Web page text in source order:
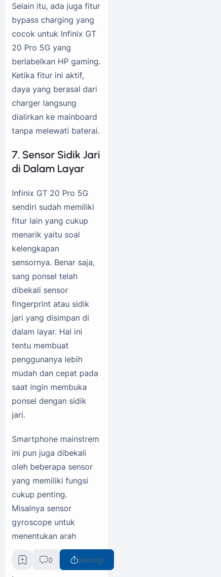
Selain itu, ada juga fitur
bypass charging yang
cocok untuk Infinix GT
20 Pro 5G yang
berlabelkan HP gaming.
Ketika fitur ini aktif,
daya yang berasal dari
charger langsung
dialirkan ke mainboard
tanpa melewati baterai.
7. Sensor Sidik Jari
di Dalam Layar
Infinix GT 20 Pro 5G
sendiri sudah memiliki
fitur lain yang cukup
menarik yaitu soal
kelengkapan
sensornya. Benar saja,
sang ponsel telah
dibekali sensor
fingerprint atau sidik
jari yang disimpan di
dalam layar. Hal ini
tentu membuat
penggunanya lebih
mudah dan cepat pada
saat ingin membuka
ponsel dengan sidik
jari.
Smartphone mainstrem
ini pun juga dibekali
oleh beberapa sensor
yang memiliki fungsi
cukup penting.
Misalnya sensor
gyroscope untuk
menentukan arah
dengan hanya
menggerakkan ponsel.
0 Berbagi